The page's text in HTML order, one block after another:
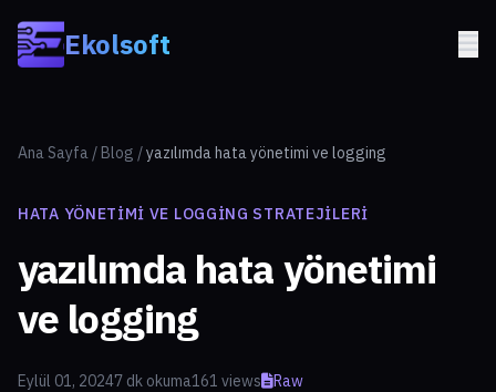
Ekolsoft
Ana Sayfa / Blog /yazılımda hata yönetimi ve logging
HATA YÖNETIMI VE LOGGING STRATEJILERI
yazılımda hata yönetimi
ve logging
Eylül 01, 20247 dk okuma161 views Raw